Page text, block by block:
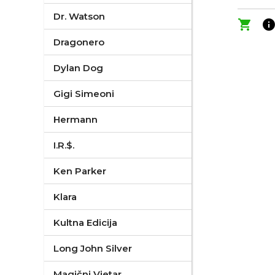
Dr. Watson
Dragonero
Dylan Dog
Gigi Simeoni
Hermann
I.R.$.
Ken Parker
Klara
Kultna Edicija
Long John Silver
shopping_cart info